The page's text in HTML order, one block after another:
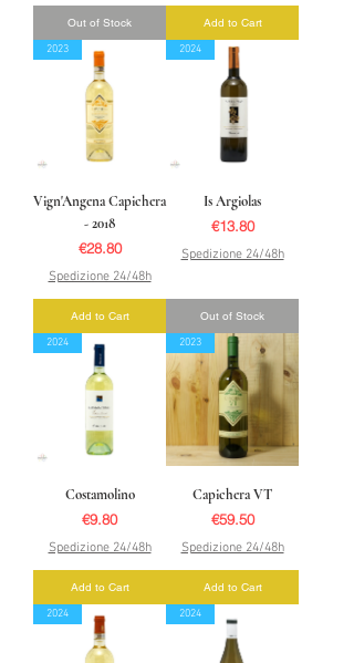
Out of Stock
Add to Cart
2023
Vign'Angena Capichera
- 2018
Price
€28.80
Spedizione 24/48h
Add to Cart
2024
Is Argiolas
Price
€13.80
Spedizione 24/48h
Out of Stock
2024
Costamolino
Price
€9.80
Spedizione 24/48h
Add to Cart
2023
Capichera VT
Price
€59.50
Spedizione 24/48h
Add to Cart
2024
2024